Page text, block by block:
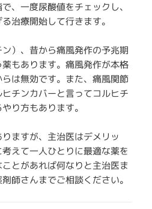
、一度尿酸値をチェックし、
治療開始して行きます。
）、昔から痛風発作の予兆期
もあります。痛風発作が本格
は無効です。また、痛風関節
チンカバーと言ってコルヒチ
り方もあります。
ますが、主治医はデメリッ
えて一人ひとりに最適な薬を
とがあれば何なりと主治医ま
師さんまでご相談ください。